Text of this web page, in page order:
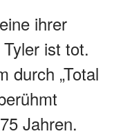
ihrer
ist tot.
durch „Total
Jahren.